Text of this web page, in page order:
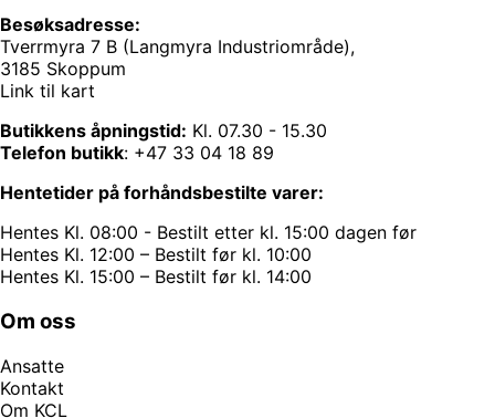
Besøksadresse:
Tverrmyra 7 B (Langmyra Industriområde),
3185 Skoppum
Link til kart
Butikkens åpningstid: Kl. 07.30 - 15.30
Telefon butikk: +47 33 04 18 89
Hentetider på forhåndsbestilte varer:
Hentes Kl. 08:00 - Bestilt etter kl. 15:00 dagen før
Hentes Kl. 12:00 – Bestilt før kl. 10:00
Hentes Kl. 15:00 – Bestilt før kl. 14:00
Om oss
Ansatte
Kontakt
Om KCL